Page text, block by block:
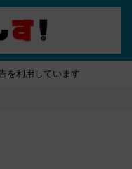
を利用しています